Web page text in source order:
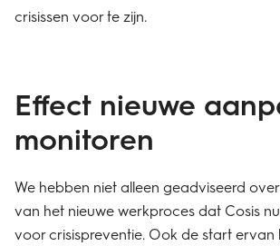
crisissen voor te zijn.
Effect nieuwe
monitoren
We hebben niet alleen geadviseerd
van het nieuwe werkproces dat Cosis
voor crisispreventie. Ook de start ervan